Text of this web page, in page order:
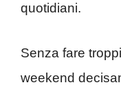
quotidiani.
Senza fare
weekend